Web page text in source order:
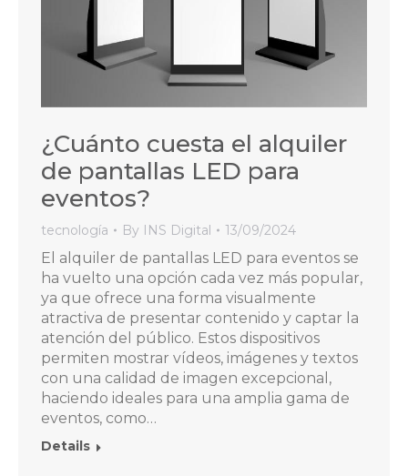
¿Cuánto cuesta el alquiler
de pantallas LED para
eventos?
tecnología By INS Digital 13/09/2024
El alquiler de pantallas LED para eventos se
ha vuelto una opción cada vez más popular,
ya que ofrece una forma visualmente
atractiva de presentar contenido y captar la
atención del público. Estos dispositivos
permiten mostrar vídeos, imágenes y textos
con una calidad de imagen excepcional,
haciendo ideales para una amplia gama de
eventos, como…
Details